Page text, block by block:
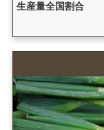
生産量全国割合